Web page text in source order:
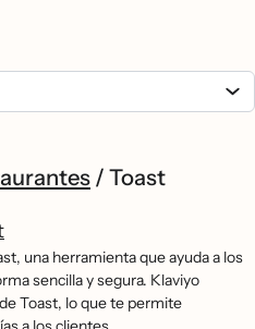
/ Toast
una herramienta que ayuda a los
sencilla y segura. Klaviyo
Toast, lo que te permite